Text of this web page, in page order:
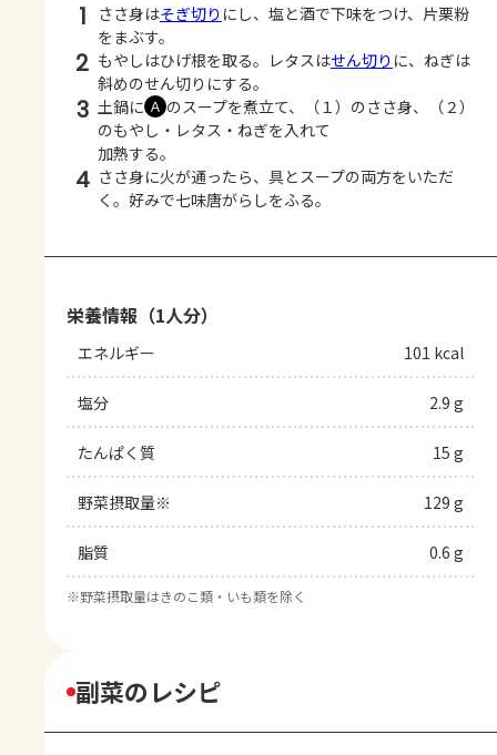
1 ささ身はそぎ切り にし、塩と酒で下味をつけ、片栗粉
をまぶす。
2 もやしはひげ根を取る。レタスはせん切り に、ねぎは
斜めのせん切りにする。
3 土鍋に Ａ のスープを煮立て、（１）のささ身、（２）
のもやし・レタス・ねぎを入れて
加熱する。
4 ささ身に火が通ったら、具とスープの両方をいただ
く。好みで七味唐がらしをふる。
栄養情報（1人分）
エネルギー 101 kcal
塩分 2.9 g
たんぱく質 15 g
野菜摂取量※ 129 g
脂質 0.6 g
※野菜摂取量はきのこ類・いも類を除く
副菜のレシピ